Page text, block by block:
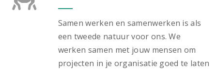
Samen werken en samenwerken is als
een tweede natuur voor ons. We
werken samen met jouw mensen om
projecten in je organisatie goed te laten